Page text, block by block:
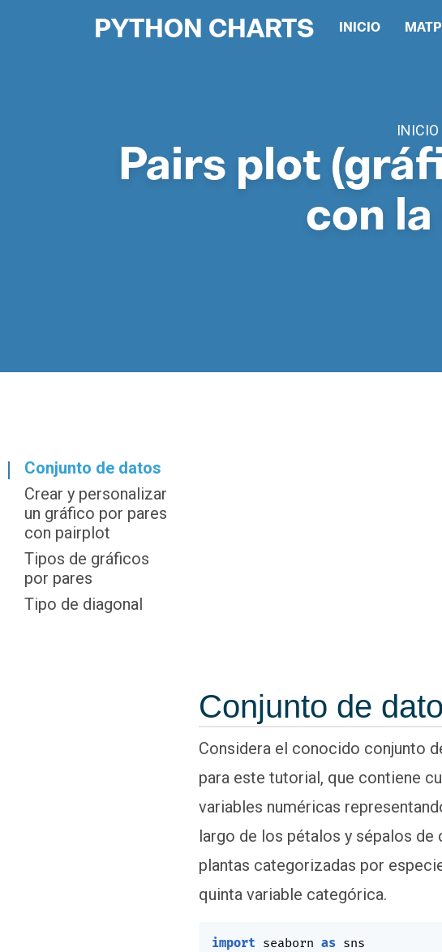
PYTHON CHARTS INICIO
INICIO
Pairs plot
con
Conjunto de datos
Crear y personalizar
un gráfico por pares
con pairplot
Tipos de gráficos
por pares
Tipo de diagonal
Conjunto de
Considera el conocido conjunto
para este tutorial, que contiene
variables numéricas
largo de los pétalos y sépalos de
plantas categorizadas por
quinta variable categórica.
import seaborn as sns